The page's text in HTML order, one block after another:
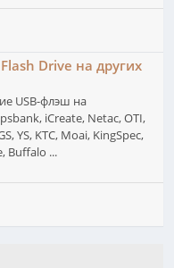
Drive на других
USB-флэш на
iCreate, Netac, OTI,
YS, KTC, Moai, KingSpec,
Buffalo ...